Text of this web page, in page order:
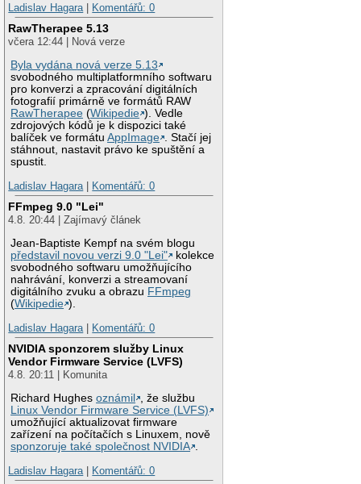
Ladislav Hagara
Komentářů: 0
RawTherapee 5.13
včera 12:44 | Nová verze
Byla vydána nová verze 5.13
svobodného multiplatformního softwaru
pro konverzi a zpracování digitálních
fotografií primárně ve formátů RAW
RawTherapee (Wikipedie ). Vedle
zdrojových kódů je k dispozici také
balíček ve formátuAppImage . Stačí jej
stáhnout, nastavit právo ke spuštění a
spustit.
Ladislav Hagara
Komentářů: 0
FFmpeg 9.0 "Lei"
4.8. 20:44 | Zajímavý článek
Jean-Baptiste Kempf na svém blogu
představil novou verzi 9.0 "Lei"
kolekce
svobodného softwaru umožňujícího
nahrávání, konverzi a streamovaní
digitálního zvuku a obrazu FFmpeg
(Wikipedie ).
Ladislav Hagara
Komentářů: 0
NVIDIA sponzorem služby Linux
Vendor Firmware Service (LVFS)
4.8. 20:11 | Komunita
Richard Hughesoznámil
, že službu
Linux Vendor Firmware Service (LVFS)
umožňující aktualizovat firmware
zařízení na počítačích s Linuxem, nově
sponzoruje také společnost NVIDIA .
Ladislav Hagara | Komentářů: 0